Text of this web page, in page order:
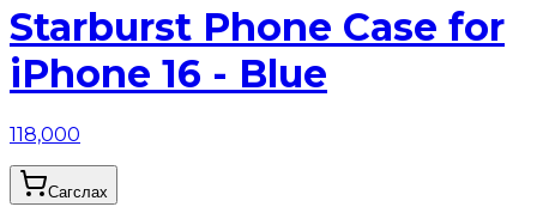
Starburst Phone Case for
iPhone 16 - Blue
118,000
Сагслах